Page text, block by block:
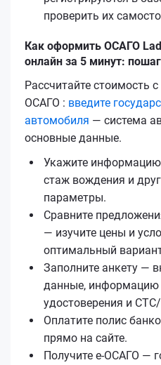
проверить их
Как оформить ОСАГО
онлайн за 5 минут:
Рассчитайте стоимость
ОСАГО : введите
автомобиля — система
основные данные.
Укажите информацию
стаж вождения и
параметры.
Сравните
— изучите цены и
оптимальный
Заполните анкету —
данные, информацию
удостоверения и
Оплатите полис
прямо на сайте.
Получите е‑ОСАГО —